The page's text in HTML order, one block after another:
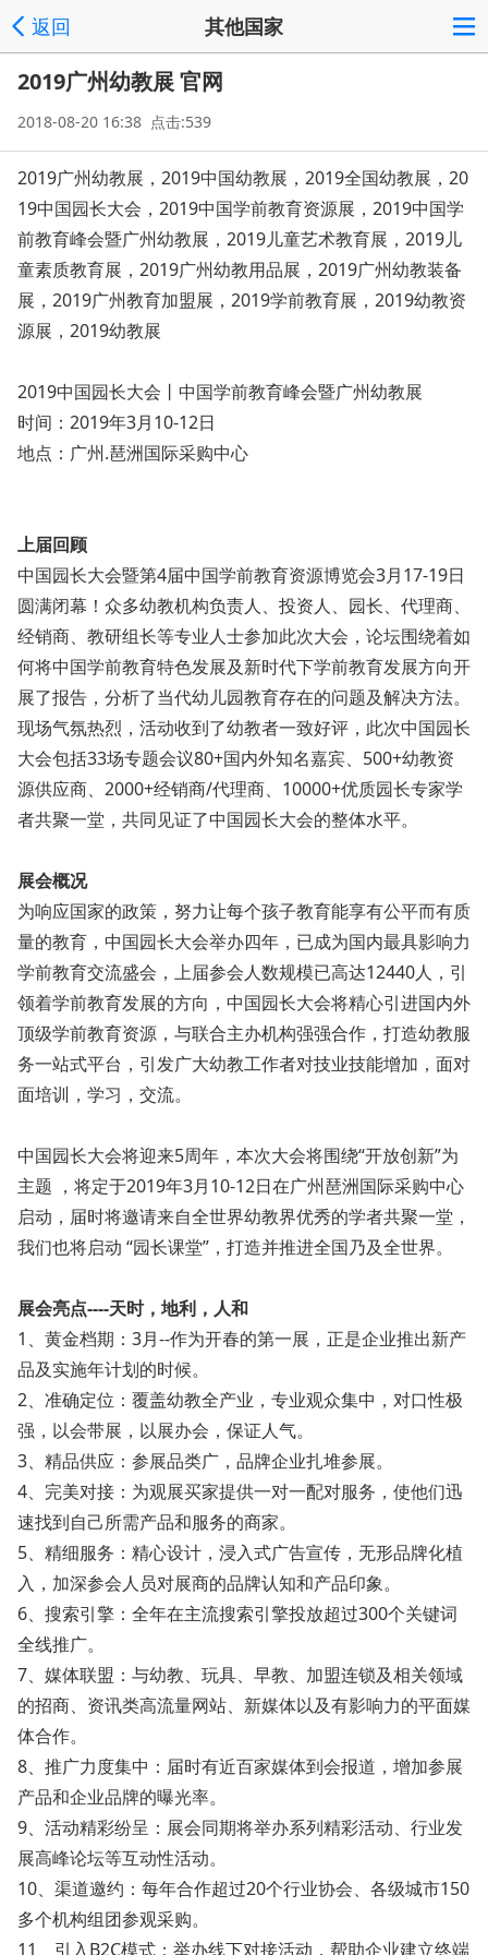
返回 其他国家
2019广州幼教展 官网
2018-08-20 16:38 点击:539
2019广州幼教展，2019中国幼教展，2019全国幼教展，20
19中国园长大会，2019中国学前教育资源展，2019中国学
前教育峰会暨广州幼教展，2019儿童艺术教育展，2019儿
童素质教育展，2019广州幼教用品展，2019广州幼教装备
展，2019广州教育加盟展，2019学前教育展，2019幼教资
源展，2019幼教展
2019中国园长大会丨中国学前教育峰会暨广州幼教展
时间：2019年3月10-12日
地点：广州.琶洲国际采购中心
上届回顾
中国园长大会暨第4届中国学前教育资源博览会3月17-19日
圆满闭幕！众多幼教机构负责人、投资人、园长、代理商、
经销商、教研组长等专业人士参加此次大会，论坛围绕着如
何将中国学前教育特色发展及新时代下学前教育发展方向开
展了报告，分析了当代幼儿园教育存在的问题及解决方法。
现场气氛热烈，活动收到了幼教者一致好评，此次中国园长
大会包括33场专题会议80+国内外知名嘉宾、500+幼教资
源供应商、2000+经销商/代理商、10000+优质园长专家学
者共聚一堂，共同见证了中国园长大会的整体水平。
展会概况
为响应国家的政策，努力让每个孩子教育能享有公平而有质
量的教育，中国园长大会举办四年，已成为国内最具影响力
学前教育交流盛会，上届参会人数规模已高达12440人，引
领着学前教育发展的方向，中国园长大会将精心引进国内外
顶级学前教育资源，与联合主办机构强强合作，打造幼教服
务一站式平台，引发广大幼教工作者对技业技能增加，面对
面培训，学习，交流。
中国园长大会将迎来5周年，本次大会将围绕“开放创新”为
主题 ，将定于2019年3月10-12日在广州琶洲国际采购中心
启动，届时将邀请来自全世界幼教界优秀的学者共聚一堂，
我们也将启动 “园长课堂”，打造并推进全国乃及全世界。
展会亮点----天时，地利，人和
1、黄金档期：3月--作为开春的第一展，正是企业推出新产
品及实施年计划的时候。
2、准确定位：覆盖幼教全产业，专业观众集中，对口性极
强，以会带展，以展办会，保证人气。
3、精品供应：参展品类广，品牌企业扎堆参展。
4、完美对接：为观展买家提供一对一配对服务，使他们迅
速找到自己所需产品和服务的商家。
5、精细服务：精心设计，浸入式广告宣传，无形品牌化植
入，加深参会人员对展商的品牌认知和产品印象。
6、搜索引擎：全年在主流搜索引擎投放超过300个关键词
全线推广。
7、媒体联盟：与幼教、玩具、早教、加盟连锁及相关领域
的招商、资讯类高流量网站、新媒体以及有影响力的平面媒
体合作。
8、推广力度集中：届时有近百家媒体到会报道，增加参展
产品和企业品牌的曝光率。
9、活动精彩纷呈：展会同期将举办系列精彩活动、行业发
展高峰论坛等互动性活动。
10、渠道邀约：每年合作超过20个行业协会、各级城市150
多个机构组团参观采购。
11、引入B2C模式：举办线下对接活动，帮助企业建立终端